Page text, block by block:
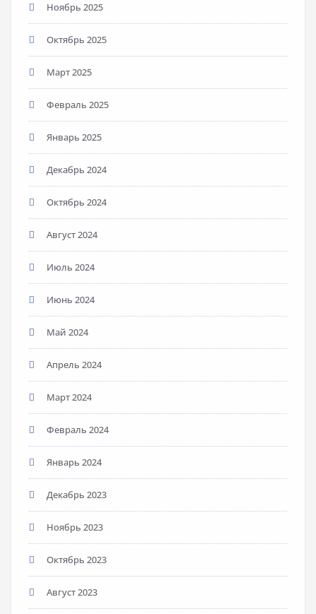
Ноябрь 2025
Октябрь 2025
Март 2025
Февраль 2025
Январь 2025
Декабрь 2024
Октябрь 2024
Август 2024
Июль 2024
Июнь 2024
Май 2024
Апрель 2024
Март 2024
Февраль 2024
Январь 2024
Декабрь 2023
Ноябрь 2023
Октябрь 2023
Август 2023